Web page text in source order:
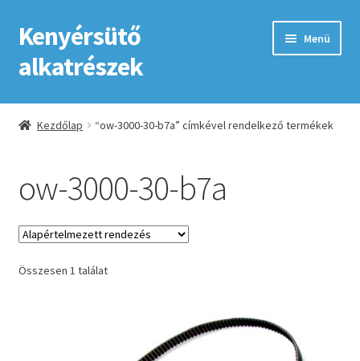
Ugrás
a
navigációhoz
Kilépés
a
tartalomba
Kenyérsütő
alkatrészek
Menü
Kezdőlap
ÁSZF
Fiókom
GYIK
Kezdőlap “ow-3000-30-b7a” címkével rendelkező termékek
ow-3000-30-b7a
Összesen 1 találat